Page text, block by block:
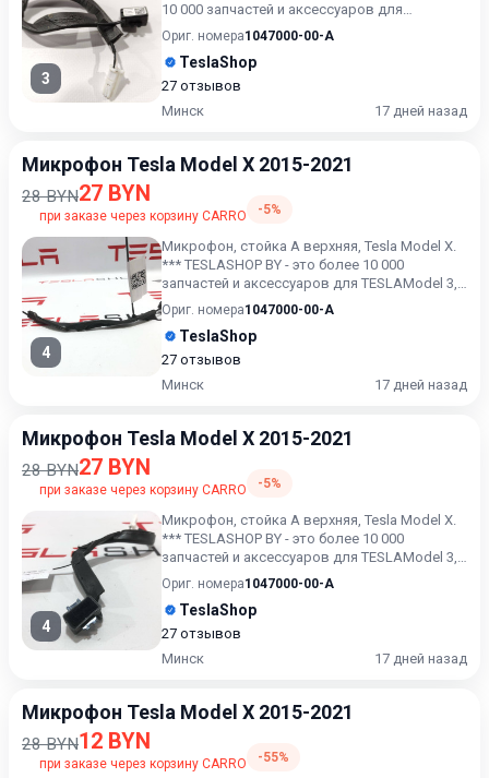
3
10 000 запчастей и аксессуаров для
TESLAModel 3, Model X,...
Ориг. номера1047000-00-A
TeslaShop
27 отзывов
Минск
17 дней назад
Микрофон Tesla Model X 2015-2021
28 BYN27 BYN
при заказе через корзину CARRO -5%
4
Микрофон, стойка А верхняя, Tesla Model X.
*** TESLASHOP BY - это более 10 000
запчастей и аксессуаров для TESLAModel 3,
Model X, Model S, M...
Ориг. номера1047000-00-A
TeslaShop
27 отзывов
Минск
17 дней назад
Микрофон Tesla Model X 2015-2021
28 BYN27 BYN
при заказе через корзину CARRO -5%
4
Микрофон, стойка А верхняя, Tesla Model X.
*** TESLASHOP BY - это более 10 000
запчастей и аксессуаров для TESLAModel 3,
Model X, Model S, M...
Ориг. номера1047000-00-A
TeslaShop
27 отзывов
Минск
17 дней назад
Микрофон Tesla Model X 2015-2021
28 BYN12 BYN
при заказе через корзину CARRO -55%